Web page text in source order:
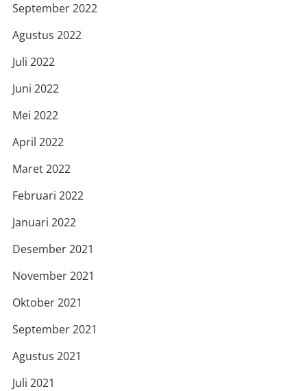
September 2022
Agustus 2022
Juli 2022
Juni 2022
Mei 2022
April 2022
Maret 2022
Februari 2022
Januari 2022
Desember 2021
November 2021
Oktober 2021
September 2021
Agustus 2021
Juli 2021